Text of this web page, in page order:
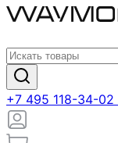
+7 495 118-34-02